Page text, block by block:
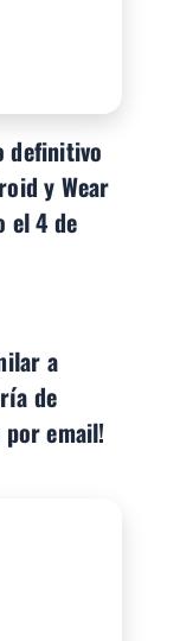
definitivo
y Wear
el 4 de
a
de
email!